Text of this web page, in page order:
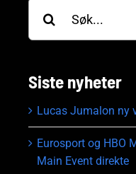
etter:
Siste nyheter
Lucas Jumalon ny
Eurosport og HBO
Main Event direkte